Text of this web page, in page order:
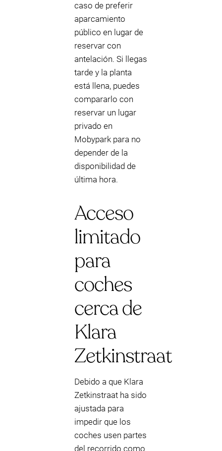
caso de preferir
aparcamiento
público en lugar de
reservar con
antelación. Si llegas
tarde y la planta
está llena, puedes
compararlo con
reservar un lugar
privado en
Mobypark para no
depender de la
disponibilidad de
última hora.
Acceso
limitado
para
coches
cerca de
Klara
Zetkinstraat
Debido a que Klara
Zetkinstraat ha sido
ajustada para
impedir que los
coches usen partes
del recorrido como